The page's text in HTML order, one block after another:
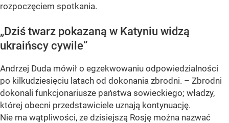
rozpoczęciem spotkania.
„Dziś twarz pokazaną w Katyniu widzą
ukraińscy cywile”
Andrzej Duda mówił o egzekwowaniu odpowiedzialności
po kilkudziesięciu latach od dokonania zbrodni. – Zbrodni
dokonali funkcjonariusze państwa sowieckiego; władzy,
której obecni przedstawiciele uznają kontynuację.
Nie ma wątpliwości, ze dzisiejszą Rosję można nazwać